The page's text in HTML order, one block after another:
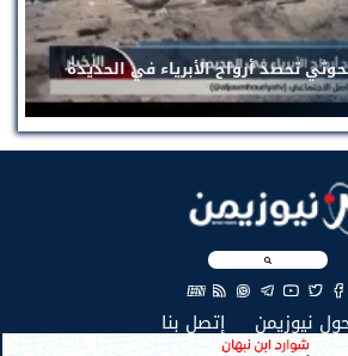
تحصد أرواح الأبرياء في الحديدة
EN
نيوزيمن إتصل بنا